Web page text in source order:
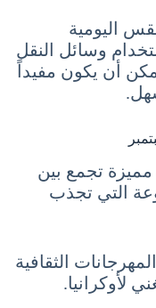
اليومية
وسائل النقل
أن يكون مفيداً
مميزة تجمع بين
التي تجذب
الثقافية
لأوكرانيا.